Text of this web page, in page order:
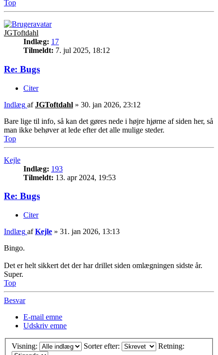
Top
JGToftdahl
Indlæg: 17
Tilmeldt: 7. jul 2025, 18:12
Re: Bugs
Citer
Indlæg afJGToftdahl » 30. jan 2026, 23:12
Bare lige til info, så kan det gøres nede i højre hjørne af siden her, så
man ikke behøver at lede efter det alle mulige steder.
Top
Kejle
Indlæg: 193
Tilmeldt: 13. apr 2024, 19:53
Re: Bugs
Citer
Indlæg afKejle » 31. jan 2026, 13:13
Bingo.
Det er helt sikkert det der har drillet siden omlægningen sidste år.
Super.
Top
Besvar
E-mail emne
Udskriv emne
Visning: Sorter efter: Retning: